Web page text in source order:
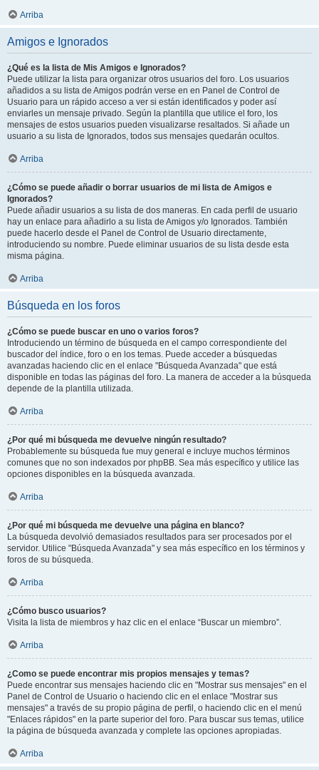
Arriba
Amigos e Ignorados
¿Qué es la lista de Mis Amigos e Ignorados?
Puede utilizar la lista para organizar otros usuarios del foro. Los usuarios
añadidos a su lista de Amigos podrán verse en en Panel de Control de
Usuario para un rápido acceso a ver si están identificados y poder así
enviarles un mensaje privado. Según la plantilla que utilice el foro, los
mensajes de estos usuarios pueden visualizarse resaltados. Si añade un
usuario a su lista de Ignorados, todos sus mensajes quedarán ocultos.
Arriba
¿Cómo se puede añadir o borrar usuarios de mi lista de Amigos e
Ignorados?
Puede añadir usuarios a su lista de dos maneras. En cada perfil de usuario
hay un enlace para añadirlo a su lista de Amigos y/o Ignorados. También
puede hacerlo desde el Panel de Control de Usuario directamente,
introduciendo su nombre. Puede eliminar usuarios de su lista desde esta
misma página.
Arriba
Búsqueda en los foros
¿Cómo se puede buscar en uno o varios foros?
Introduciendo un término de búsqueda en el campo correspondiente del
buscador del índice, foro o en los temas. Puede acceder a búsquedas
avanzadas haciendo clic en el enlace "Búsqueda Avanzada" que está
disponible en todas las páginas del foro. La manera de acceder a la búsqueda
depende de la plantilla utilizada.
Arriba
¿Por qué mi búsqueda me devuelve ningún resultado?
Probablemente su búsqueda fue muy general e incluye muchos términos
comunes que no son indexados por phpBB. Sea más específico y utilice las
opciones disponibles en la búsqueda avanzada.
Arriba
¿Por qué mi búsqueda me devuelve una página en blanco?
La búsqueda devolvió demasiados resultados para ser procesados por el
servidor. Utilice "Búsqueda Avanzada" y sea más específico en los términos y
foros de su búsqueda.
Arriba
¿Cómo busco usuarios?
Visita la lista de miembros y haz clic en el enlace “Buscar un miembro”.
Arriba
¿Como se puede encontrar mis propios mensajes y temas?
Puede encontrar sus mensajes haciendo clic en "Mostrar sus mensajes" en el
Panel de Control de Usuario o haciendo clic en el enlace "Mostrar sus
mensajes" a través de su propio página de perfil, o haciendo clic en el menú
"Enlaces rápidos" en la parte superior del foro. Para buscar sus temas, utilice
la página de búsqueda avanzada y complete las opciones apropiadas.
Arriba